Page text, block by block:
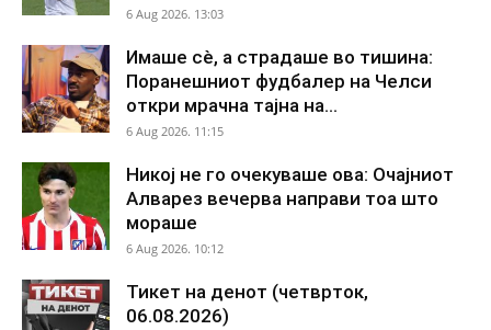
6 Aug 2026. 13:03
Имаше сè, а страдаше во тишина:
Поранешниот фудбалер на Челси
откри мрачна тајна на...
6 Aug 2026. 11:15
Никој не го очекуваше ова: Очајниот
Алварез вечерва направи тоа што
мораше
6 Aug 2026. 10:12
Тикет на денот (четврток,
06.08.2026)